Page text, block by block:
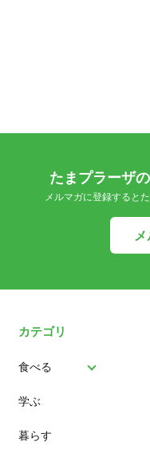
たまプラーザ
メルマガに登録すると
カテゴリ
食べる
パン
スイーツ
学ぶ
暮らす